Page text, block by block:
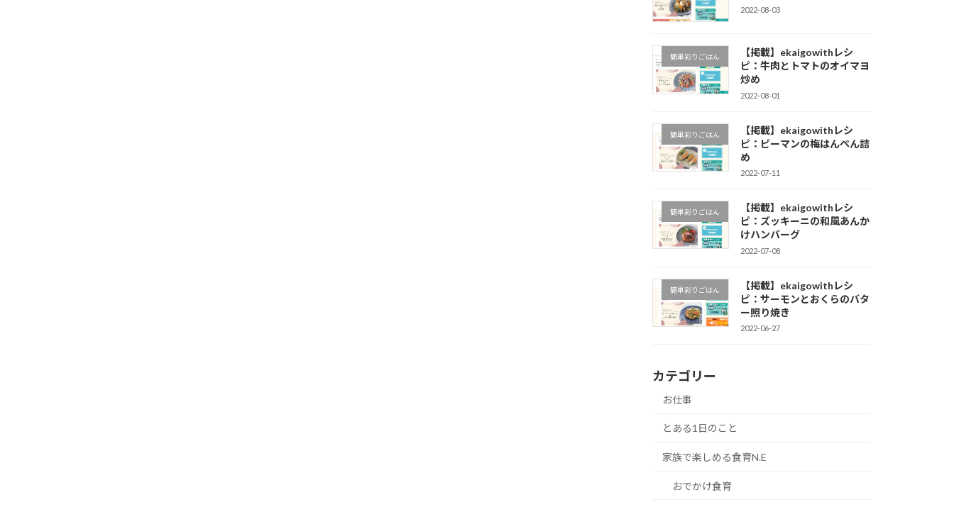
2022-08-03
簡単彩りごはん
【掲載】ekaigowithレシ
ピ：牛肉とトマトのオイマヨ
炒め
2022-08-01
簡単彩りごはん
【掲載】ekaigowithレシ
ピ：ピーマンの梅はんぺん詰
め
2022-07-11
簡単彩りごはん
【掲載】ekaigowithレシ
ピ：ズッキーニの和風あんか
けハンバーグ
2022-07-08
簡単彩りごはん
【掲載】ekaigowithレシ
ピ：サーモンとおくらのバタ
ー照り焼き
2022-06-27
カテゴリー
お仕事
とある1日のこと
家族で楽しめる食育N.E
おでかけ食育